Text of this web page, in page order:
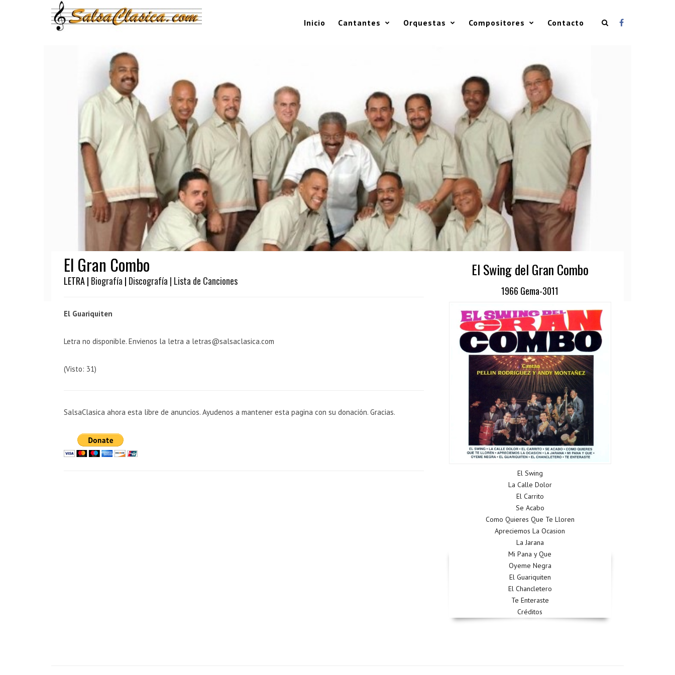
Inicio Cantantes Orquestas Compositores Contacto
El Gran Combo
LETRA | Biografía | Discografía | Lista de Canciones
El Guariquiten
Letra no disponible. Envienos la letra a letras@salsaclasica.com
(Visto: 31)
SalsaClasica ahora esta libre de anuncios. Ayudenos a mantener esta pagina con su donación. Gracias.
El Swing del Gran Combo
1966 Gema-3011
El Swing
La Calle Dolor
El Carrito
Se Acabo
Como Quieres Que Te Lloren
Apreciemos La Ocasion
La Jarana
Mi Pana y Que
Oyeme Negra
El Guariquiten
El Chancletero
Te Enteraste
Créditos